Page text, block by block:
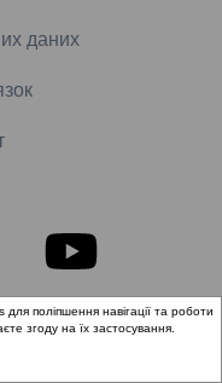
даних
Всі права
поліпшення навігації та роботи
згоду на їх застосування.